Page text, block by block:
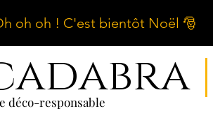
oh oh ! C'est bientôt Noël 🎅
|
déco-responsable